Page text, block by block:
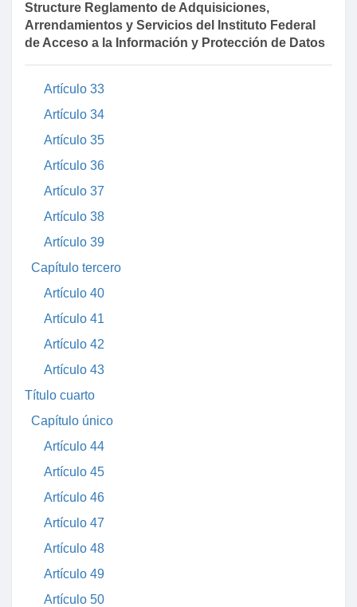
Structure Reglamento de Adquisiciones,
Arrendamientos y Servicios del Instituto Federal
de Acceso a la Información y Protección de Datos
Artículo 30
Artículo 31
Artículo 32
Artículo 33
Artículo 34
Artículo 35
Artículo 36
Artículo 37
Artículo 38
Artículo 39
Capítulo tercero
Artículo 40
Artículo 41
Artículo 42
Artículo 43
Título cuarto
Capítulo único
Artículo 44
Artículo 45
Artículo 46
Artículo 47
Artículo 48
Artículo 49
Artículo 50